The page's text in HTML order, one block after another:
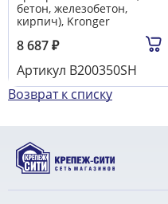
бетон, железобетон,
кирпич), Kronger
8 687₽
Артикул B200350SH
Возврат к списку